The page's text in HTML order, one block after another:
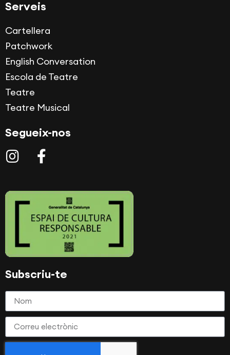
Serveis
Cartellera
Patchwork
English Conversation
Escola de Teatre
Teatre
Teatre Musical
Segueix-nos
Subscriu-te